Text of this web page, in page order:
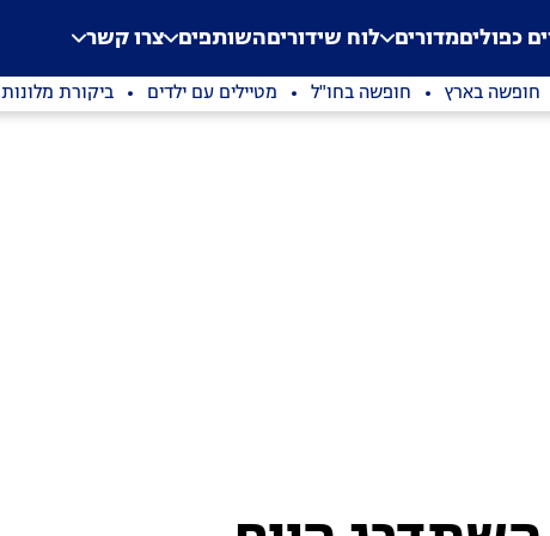
Application error: a
. כפוליםמדורים לוח שידוריםהשותפים צרו קשר
חופשה בארץ חופשה בחו"ל מטיילים עם ילדים ביקורת מלונות